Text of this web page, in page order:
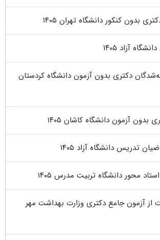
بدون کنکور دانشگاه تهران ۱۴۰۵
آزاد ۱۴۰۵
دکتری بدون آزمون دانشگاه کردستان
آزمون دانشگاه کاشان ۱۴۰۵
تدریس دانشگاه آزاد ۱۴۰۵
محور دانشگاه تربیت مدرس ۱۴۰۵
از آزمون جامع دکتری وزارت بهداشت مهر